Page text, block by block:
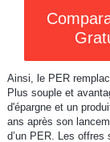
Ainsi, le PER
Plus souple et
d'épargne et un
ans après son
d’un PER. Les